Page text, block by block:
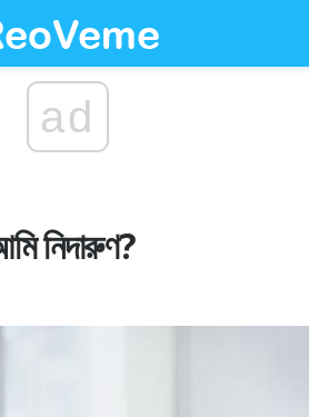
ad
নিদারুণ?